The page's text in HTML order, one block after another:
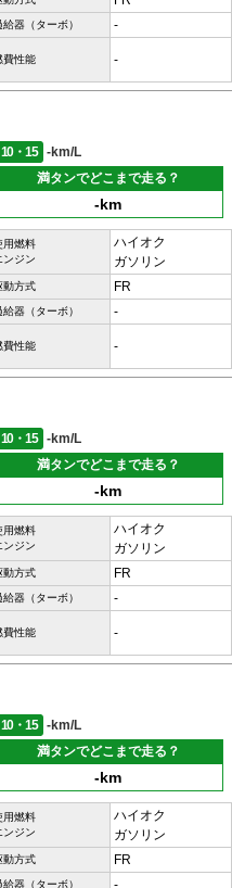
給器（ターボ） -
費性能 -
10・15
-km/L
満タンでどこまで走る？
-km
用燃料
ンジン
ハイオク
ガソリン
動方式 FR
給器（ターボ） -
費性能 -
10・15
-km/L
満タンでどこまで走る？
-km
用燃料
ンジン
ハイオク
ガソリン
動方式 FR
給器（ターボ） -
費性能 -
10・15
-km/L
満タンでどこまで走る？
-km
用燃料
ンジン
ハイオク
ガソリン
動方式 FR
給器（ターボ）